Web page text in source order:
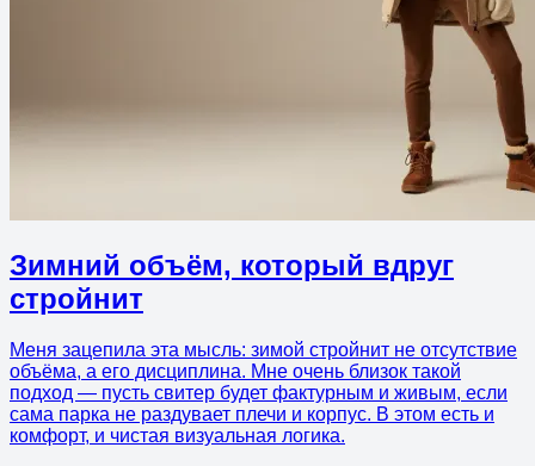
Зимний объём, который вдруг
стройнит
Меня зацепила эта мысль: зимой стройнит не отсутствие
объёма, а его дисциплина. Мне очень близок такой
подход — пусть свитер будет фактурным и живым, если
сама парка не раздувает плечи и корпус. В этом есть и
комфорт, и чистая визуальная логика.